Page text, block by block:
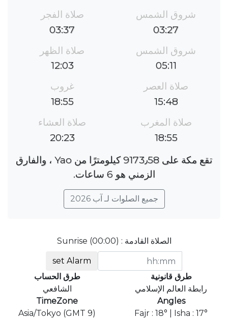
شروق الشمس
03:27
صلاة الفجر
03:37
شروق الشمس
05:11
صلاة الظهر
12:03
صلاة العصر
15:48
غروب
18:55
صلاة المغرب
18:55
صلاة العشاء
20:23
تقع مكة على 9173٫58 كيلومترًا من Yao ، والفارق
الزمني هو 6 ساعات.
جميع الصلوات لـ آب 2026
الصلاة القادمة : Sunrise (00:00)
set Alarm
طرق قانونية
رابطة العالم الإسلامي
طرق الحساب
الشافعي
Angles
Fajr : 18° | Isha : 17°
TimeZone
Asia/Tokyo (GMT 9)